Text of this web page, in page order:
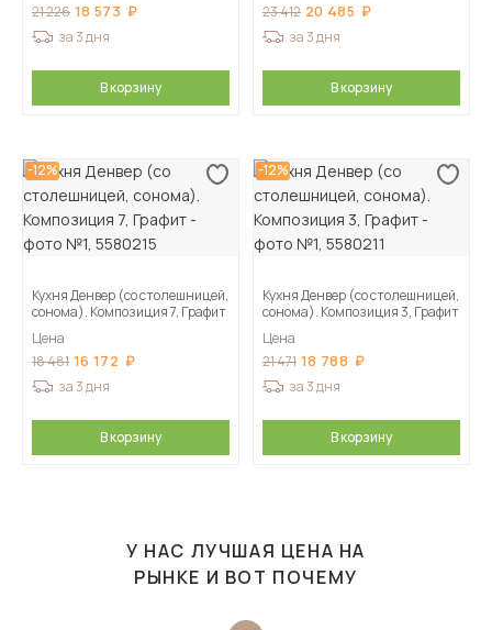
21 226 18 573
за 3 дня
В корзину
23 412 20 485
за 3 дня
В корзину
-12%
Кухня Денвер (со столешницей,
сонома). Композиция 7, Графит
Цена
18 481 16 172
за 3 дня
В корзину
-12%
Кухня Денвер (со столешницей,
сонома). Композиция 3, Графит
Цена
21 471 18 788
за 3 дня
В корзину
У НАС ЛУЧШАЯ ЦЕНА НА
РЫНКЕ И ВОТ ПОЧЕМУ